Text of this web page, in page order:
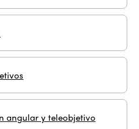
angular y teleobjetivo